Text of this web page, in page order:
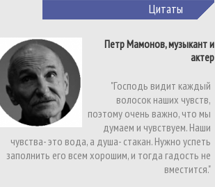
Цитаты
Петр Мамонов, музыкант и
актер
"Господь видит каждый
волосок наших чувств,
поэтому очень важно, что мы
думаем и чувствуем. Наши
чувства- это вода, а душа- стакан. Нужно успеть
заполнить его всем хорошим, и тогда гадость не
вместится."